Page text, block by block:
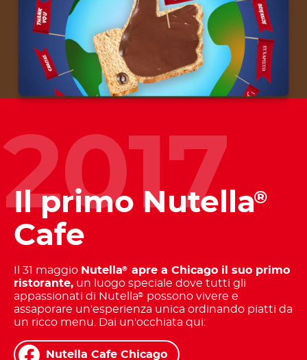
2017
Il primo Nutella®
Cafe
Il 31 maggio Nutella® apre a Chicago il suo primo
ristorante, un luogo speciale dove tutti gli
appassionati di Nutella® possono vivere e
assaporare un'esperienza unica ordinando piatti da
un ricco menu. Dai un'occhiata qui:
Nutella Cafe Chicago